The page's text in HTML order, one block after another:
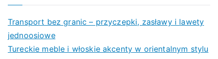
Transport bez granic – przyczepki, zasławy i lawety
jednoosiowe
Tureckie meble i włoskie akcenty w orientalnym stylu